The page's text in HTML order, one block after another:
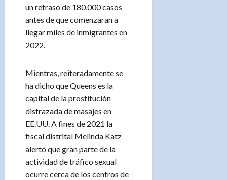
un retraso de 180,000 casos
antes de que comenzaran a
llegar miles de inmigrantes en
2022.
Mientras, reiteradamente se
ha dicho que Queens es la
capital de la prostitución
disfrazada de masajes en
EE.UU. A fines de 2021 la
fiscal distrital Melinda Katz
alertó que gran parte de la
actividad de tráfico sexual
ocurre cerca de los centros de